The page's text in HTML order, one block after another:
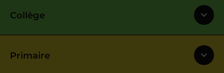
Collège
Primaire